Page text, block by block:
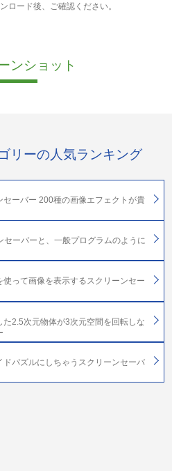
ロード後、ご確認ください。
ンショット
リーの人気ランキング
ーバー 200種の画像エフェクトが貴
ーバーと、一般プログラムのように
って画像を表示するスクリーンセー
2.5次元物体が3次元空間を回転しな
パズルにしちゃうスクリーンセーバ